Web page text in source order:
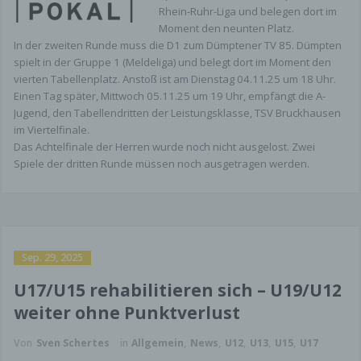
Rhein-Ruhr-Liga und belegen dort im
Moment den neunten Platz.
In der zweiten Runde muss die D1 zum Dümptener TV 85. Dümpten
spielt in der Gruppe 1 (Meldeliga) und belegt dort im Moment den
vierten Tabellenplatz. Anstoß ist am Dienstag 04.11.25 um 18 Uhr.
Einen Tag später, Mittwoch 05.11.25 um 19 Uhr, empfängt die A-
Jugend, den Tabellendritten der Leistungsklasse, TSV Bruckhausen
im Viertelfinale.
Das Achtelfinale der Herren wurde noch nicht ausgelost. Zwei
Spiele der dritten Runde müssen noch ausgetragen werden.
Sep. 29, 2025
U17/U15 rehabilitieren sich – U19/U12
weiter ohne Punktverlust
Von Sven Schertes in Allgemein, News, U12, U13, U15, U17
Gesetzlich vorgeschriebener
Datenschutzbeauftragter
Die verantwortliche Stelle für die
Datenverarbeitung auf dieser Website ist:
Sportfreunde Hamborn 07 Fußballabteilung e.V /
Sportfreunde Hamborn 07 Jugendabteilung e.V.
E-Mail:info@hamborn-07.de
Dies wäre der Jugendvorstand.
Datenerfassung auf unserer Website
Cookies